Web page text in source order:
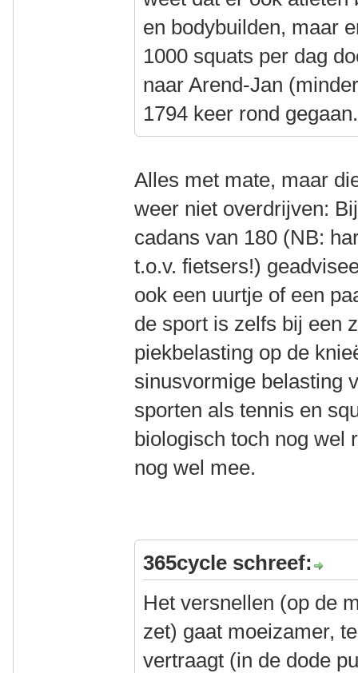
en bodybuilden, maar
1000 squats per dag
naar Arend-Jan
1794 keer rond gegaan.
Alles met mate, maar
weer niet overdrijven:
cadans van 180 (NB:
t.o.v. fietsers!)
ook een uurtje of een
de sport is zelfs bij een
piekbelasting op de
sinusvormige belasting
sporten als tennis en
biologisch toch nog wel
nog wel mee.
365cycle schreef:
Het versnellen (op de
zet) gaat moeizamer,
vertraagt (in de dode